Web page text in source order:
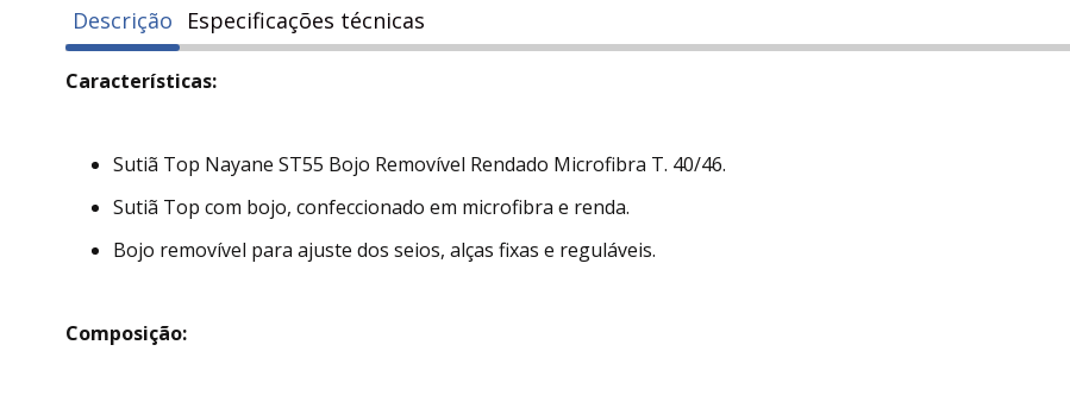
Descrição Especificações técnicas
Características:
Sutiã Top Nayane ST55 Bojo Removível Rendado Microfibra T. 40/46.
Sutiã Top com bojo, confeccionado em microfibra e renda.
Bojo removível para ajuste dos seios, alças fixas e reguláveis.
Composição: